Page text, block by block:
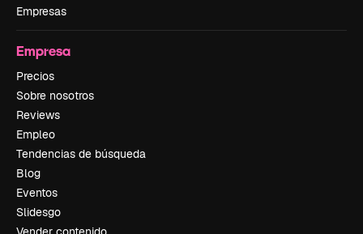
Empresas
Empresa
Precios
Sobre nosotros
Reviews
Empleo
Tendencias de búsqueda
Blog
Eventos
Slidesgo